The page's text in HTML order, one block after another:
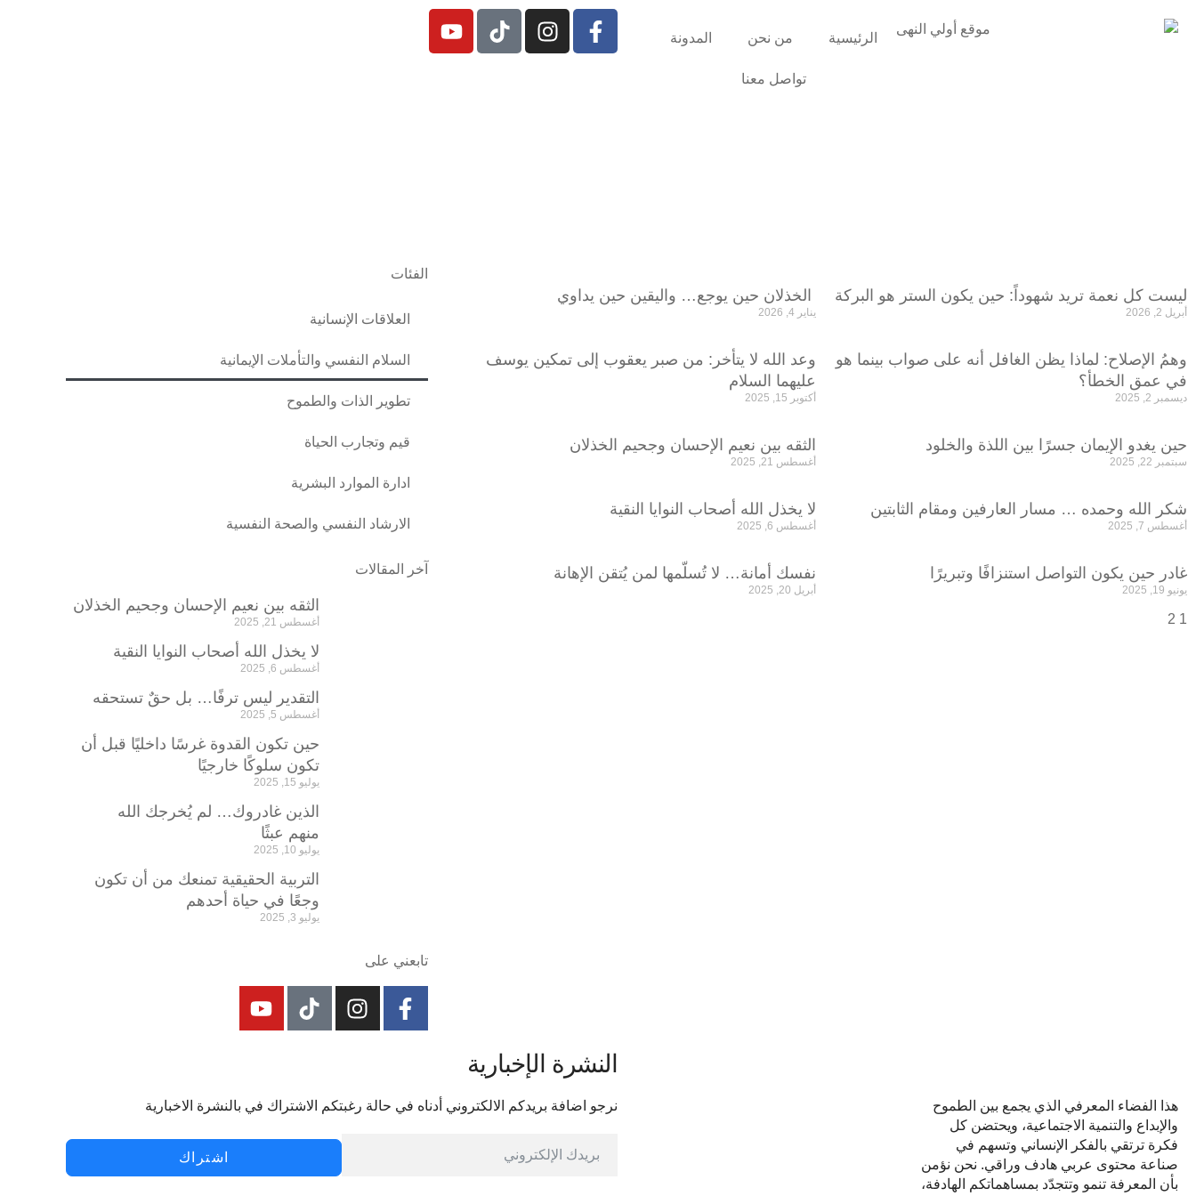
الرئيسية من نحن المدونة
تواصل معنا
ليست كل نعمة تريد شهوداً: حين يكون الستر هو البركة
أبريل 2, 2026 يناير 4, 2026
وهمُ الإصلاح: لماذا يظن الغافل أنه على صواب بينما هو
في عمق الخطأ؟
ديسمبر 2, 2025
وعد الله لا يتأخر: من صبر يعقوب إلى تمكين يوسف
عليهما السلام
أكتوبر 15, 2025
حين يغدو الإيمان جسرًا بين اللذة والخلود
سبتمبر 22, 2025
الثقه بين نعيم الإحسان وجحيم الخذلان
أغسطس 21, 2025
شكر الله وحمده … مسار العارفين ومقام الثابتين‏
أغسطس 7, 2025
لا يخذل الله أصحاب النوايا النقية
أغسطس 6, 2025
غادر حين يكون التواصل استنزافًا وتبريرًا
يونيو 19, 2025
نفسك أمانة… لا تُسلّمها لمن يُتقن الإهانة
أبريل 20, 2025
1
2
الفئات
السلام النفسي والتأملات الإيمانية
تطوير الذات والطموح
قيم وتجارب الحياة
ادارة الموارد البشرية
الارشاد النفسي والصحة النفسية
آخر المقالات
الثقه بين نعيم الإحسان وجحيم الخذلان
أغسطس 21, 2025
لا يخذل الله أصحاب النوايا النقية
أغسطس 6, 2025
التقدير ليس ترفًا… بل حقٌ تستحقه
أغسطس 5, 2025
حين تكون القدوة غرسًا داخليًا قبل أن
تكون سلوكًا خارجيًا
يوليو 15, 2025
الذين غادروك… لم يُخرجك الله
منهم عبثًا
يوليو 10, 2025
التربية الحقيقية تمنعك من أن تكون
وجعًا في حياة أحدهم
يوليو 3, 2025
تابعني على
هذا الفضاء المعرفي الذي يجمع بين الطموح
والإبداع والتنمية الاجتماعية، ويحتضن كل
فكرة ‏ترتقي بالفكر الإنساني وتسهم في
صناعة محتوى عربي هادف وراقي‎.‎ نحن نؤمن
بأن المعرفة تنمو وتتجدّد بمساهماتكم الهادفة،
النشرة الإخبارية
نرجو اضافة بريدكم الالكتروني أدناه في حالة رغبتكم الاشتراك في بالنشرة الاخبارية
اشتراك